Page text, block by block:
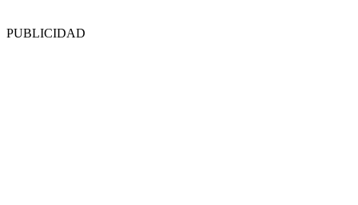
PUBLICIDAD